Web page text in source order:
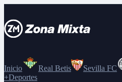
Inicio Real Betis Sevilla FC
+Deportes